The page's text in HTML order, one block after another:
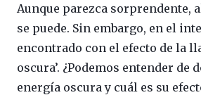
Aunque parezca sorprendente,
se puede. Sin embargo, en el
encontrado con el efecto de la
oscura’. ¿Podemos entender de
energía oscura y cuál es su